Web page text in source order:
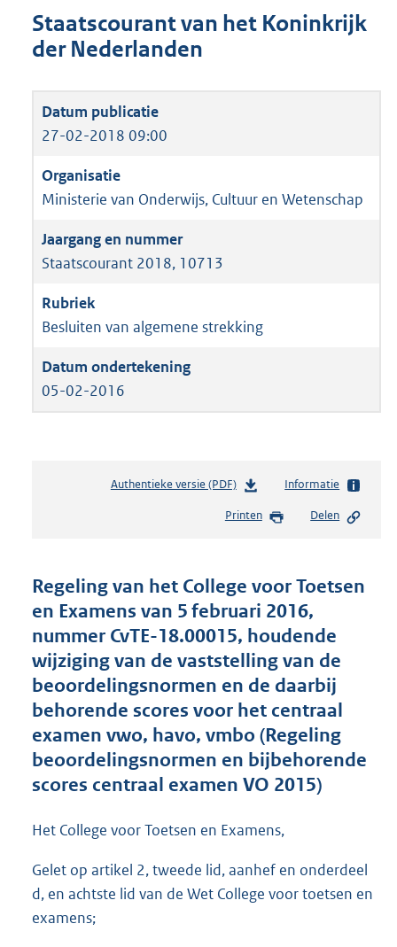
Staatscourant van het Koninkrijk
der Nederlanden
27-02-2018 09:00
Ministerie van Onderwijs, Cultuur en Wetenschap
Staatscourant 2018, 10713
Besluiten van algemene strekking
05-02-2016
Authentieke versie (PDF)b
s
d
s
g
o
o
t
t
e
:
1
M
Informatie
Printen Delen
Regeling van het College voor Toetsen
en Examens van 5 februari 2016,
nummer CvTE-18.00015, houdende
wijziging van de vaststelling van de
beoordelingsnormen en de daarbij
behorende scores voor het centraal
examen vwo, havo, vmbo (Regeling
beoordelingsnormen en bijbehorende
scores centraal examen VO 2015)
Het College voor Toetsen en Examens,
Gelet op artikel 2, tweede lid, aanhef en onderdeel
d, en achtste lid van de Wet College voor toetsen en
examens;